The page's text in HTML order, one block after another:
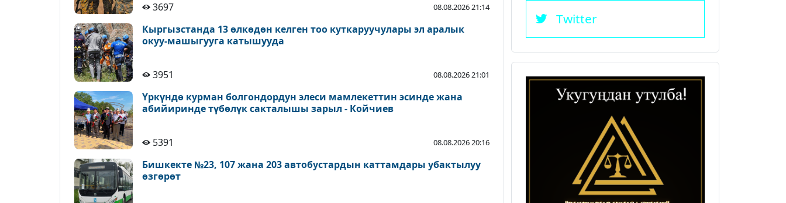
3697 08.08.2026 21:14
Кыргызстанда 13 өлкөдөн келген тоо куткаруучулары эл аралык
окуу-машыгууга катышууда
3951 08.08.2026 21:01
Үркүндө курман болгондордун элеси мамлекеттин эсинде жана
абийиринде түбөлүк сакталышы зарыл - Койчиев
5391 08.08.2026 20:16
Бишкекте №23, 107 жана 203 автобустардын каттамдары убактылуу
өзгөрөт
Twitter